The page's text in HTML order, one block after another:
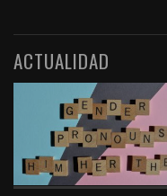
ACTUALIDAD